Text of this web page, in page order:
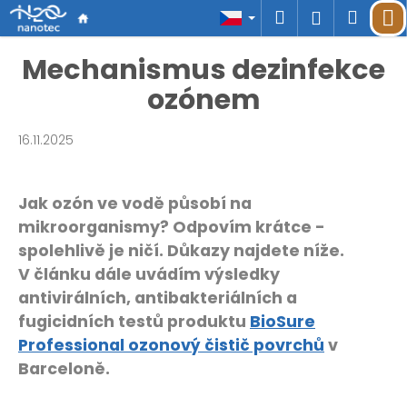
Přejít
Hledat
Mechanismus dezinfekce
ozónem
16.11.2025
Jak ozón ve vodě působí na
mikroorganismy? Odpovím krátce -
spolehlivě je ničí. Důkazy najdete níže.
V článku dále uvádím výsledky
antivirálních, antibakteriálních a
fugicidních testů produktu BioSure
Professional ozonový čistič povrchů v
Barceloně.
K
p
o
e
b
u
j
e
t
e
n
a
j